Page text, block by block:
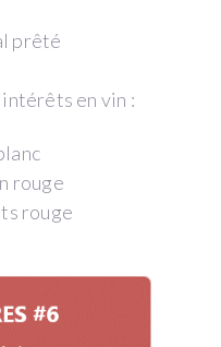
prêté
en vin :
rouge
rouge